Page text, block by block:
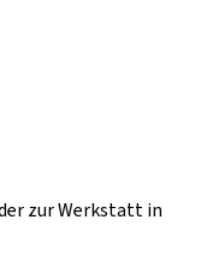
zur Werkstatt in